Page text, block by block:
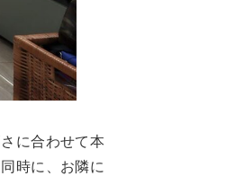
に合わせて本
時に、お隣に